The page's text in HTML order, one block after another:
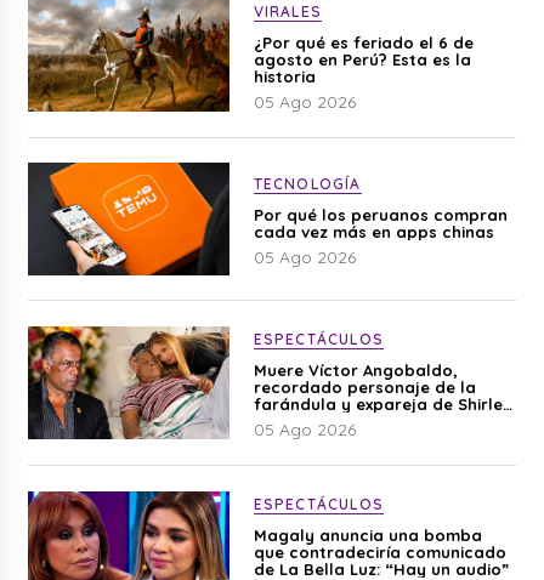
VIRALES
¿Por qué es feriado el 6 de
agosto en Perú? Esta es la
historia
05 Ago 2026
TECNOLOGÍA
Por qué los peruanos compran
cada vez más en apps chinas
05 Ago 2026
ESPECTÁCULOS
Muere Víctor Angobaldo,
recordado personaje de la
farándula y expareja de Shirley
Cherres
05 Ago 2026
ESPECTÁCULOS
Magaly anuncia una bomba
que contradeciría comunicado
de La Bella Luz: “Hay un audio”